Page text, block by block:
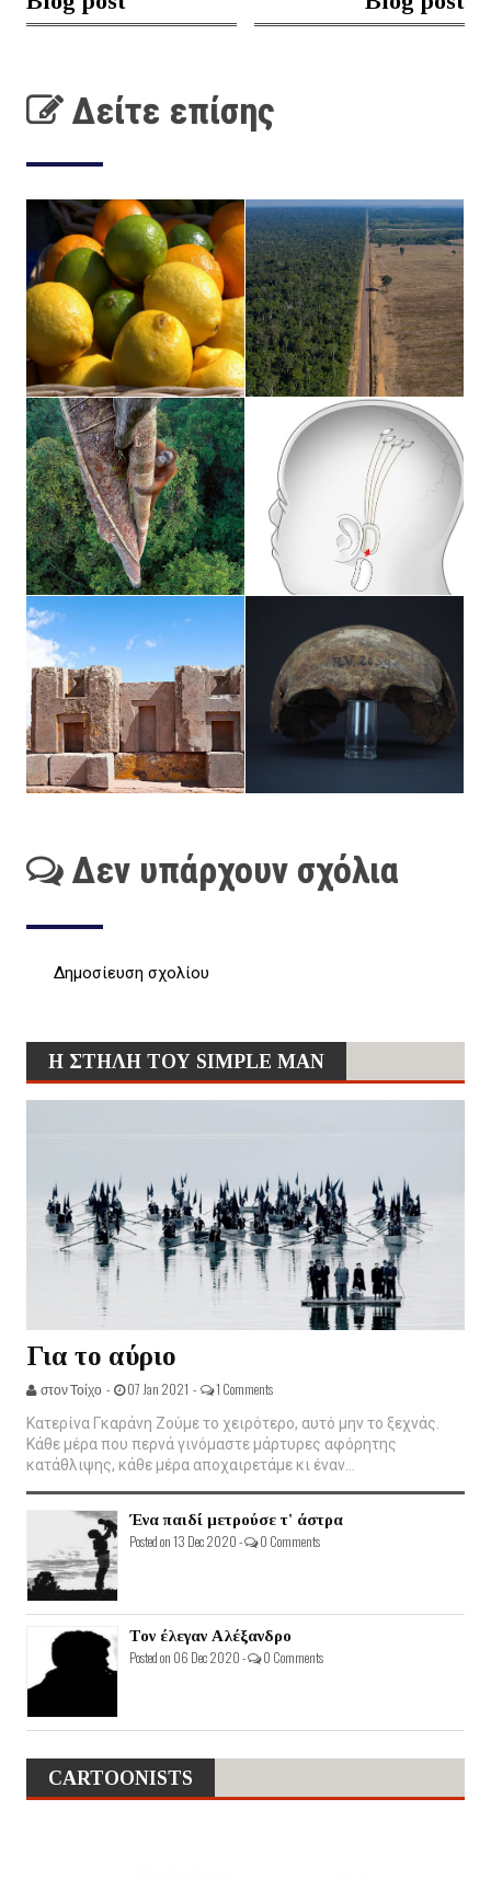
Δείτε επίσης
Δεν υπάρχουν σχόλια
Δημοσίευση σχολίου
Η ΣΤΗΛΗ ΤΟΥ SIMPLE MAN
Για το αύριο
στον Τοίχο - 07 Jan 2021 - 1 Comments
Κατερίνα Γκαράνη Ζούμε το χειρότερο, αυτό μην το ξεχνάς.
Κάθε μέρα που περνά γινόμαστε μάρτυρες αφόρητης
κατάθλιψης, κάθε μέρα αποχαιρετάμε κι έναν...
Ένα παιδί μετρούσε τ' άστρα
Posted on 13 Dec 2020 - 0 Comments
Τον έλεγαν Αλέξανδρο
Posted on 06 Dec 2020 - 0 Comments
CARTOONISTS